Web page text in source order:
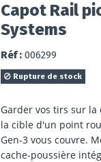
Capot Rail
Systems
Réf : 006299
Rupture de stock
Garder vos tirs sur
la cible d'un point
Gen-3 vous couvre.
cache-poussière